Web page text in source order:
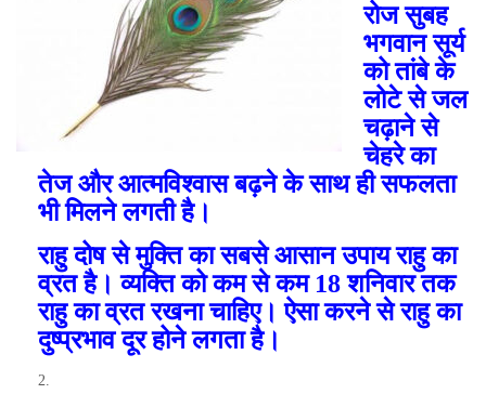
रोज सुबह
भगवान सूर्य
को तांबे के
लोटे से जल
चढ़ाने से
चेहरे का
तेज और आत्मविश्वास बढ़ने के साथ ही सफलता
भी मिलने लगती है।
राहु दोष से मुक्ति का सबसे आसान उपाय राहु का
व्रत है। व्यक्ति को कम से कम 18 शनिवार तक
राहु का व्रत रखना चाहिए। ऐसा करने से राहु का
दुष्प्रभाव दूर होने लगता है।